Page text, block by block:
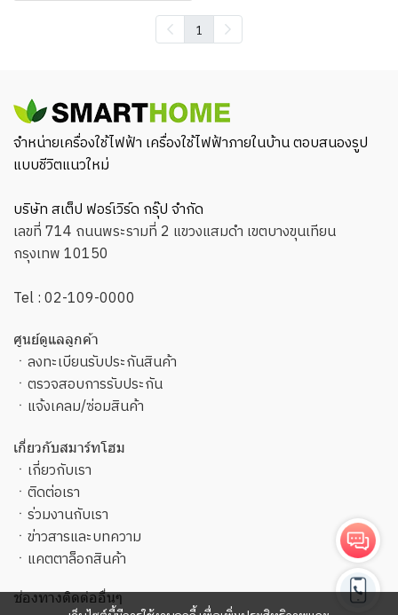
1
จำหน่ายเครื่องใช้ไฟฟ้า เครื่องใช้ไฟฟ้าภายในบ้าน ตอบสนองรูป
แบบชีวิตแนวใหม่
บริษัท สเต็ป ฟอร์เวิร์ด กรุ๊ป จำกัด
เลขที่ 714 ถนนพระรามที่ 2 แขวงแสมดำ เขตบางขุนเทียน
กรุงเทพ 10150
Tel :02-109-0000
ศูนย์ดูแลลูกค้า
ㆍ ลงทะเบียนรับประกันสินค้า
ㆍ ตรวจสอบการรับประกัน
ㆍ แจ้งเคลม/ซ่อมสินค้า
เกี่ยวกับสมาร์ทโฮม
ㆍ เกี่ยวกับเรา
ㆍ ติดต่อเรา
ㆍ ร่วมงานกับเรา
ㆍ ข่าวสารและบทความ
ㆍ แคตตาล็อกสินค้า
ช่องทางติดต่ออื่นๆ